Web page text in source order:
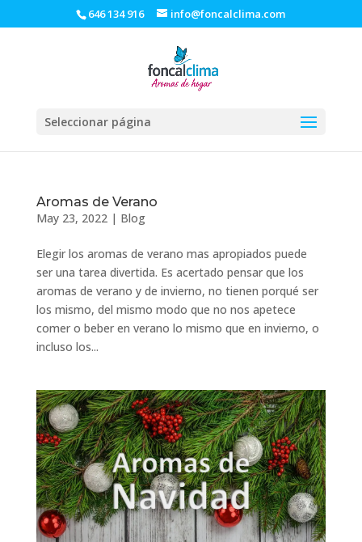
646 134 916 info@foncalclima.com
Seleccionar página
Aromas de Verano
May 23, 2022| Blog
Elegir los aromas de verano mas apropiados puede
ser una tarea divertida. Es acertado pensar que los
aromas de verano y de invierno, no tienen porqué ser
los mismo, del mismo modo que no nos apetece
comer o beber en verano lo mismo que en invierno, o
incluso los...